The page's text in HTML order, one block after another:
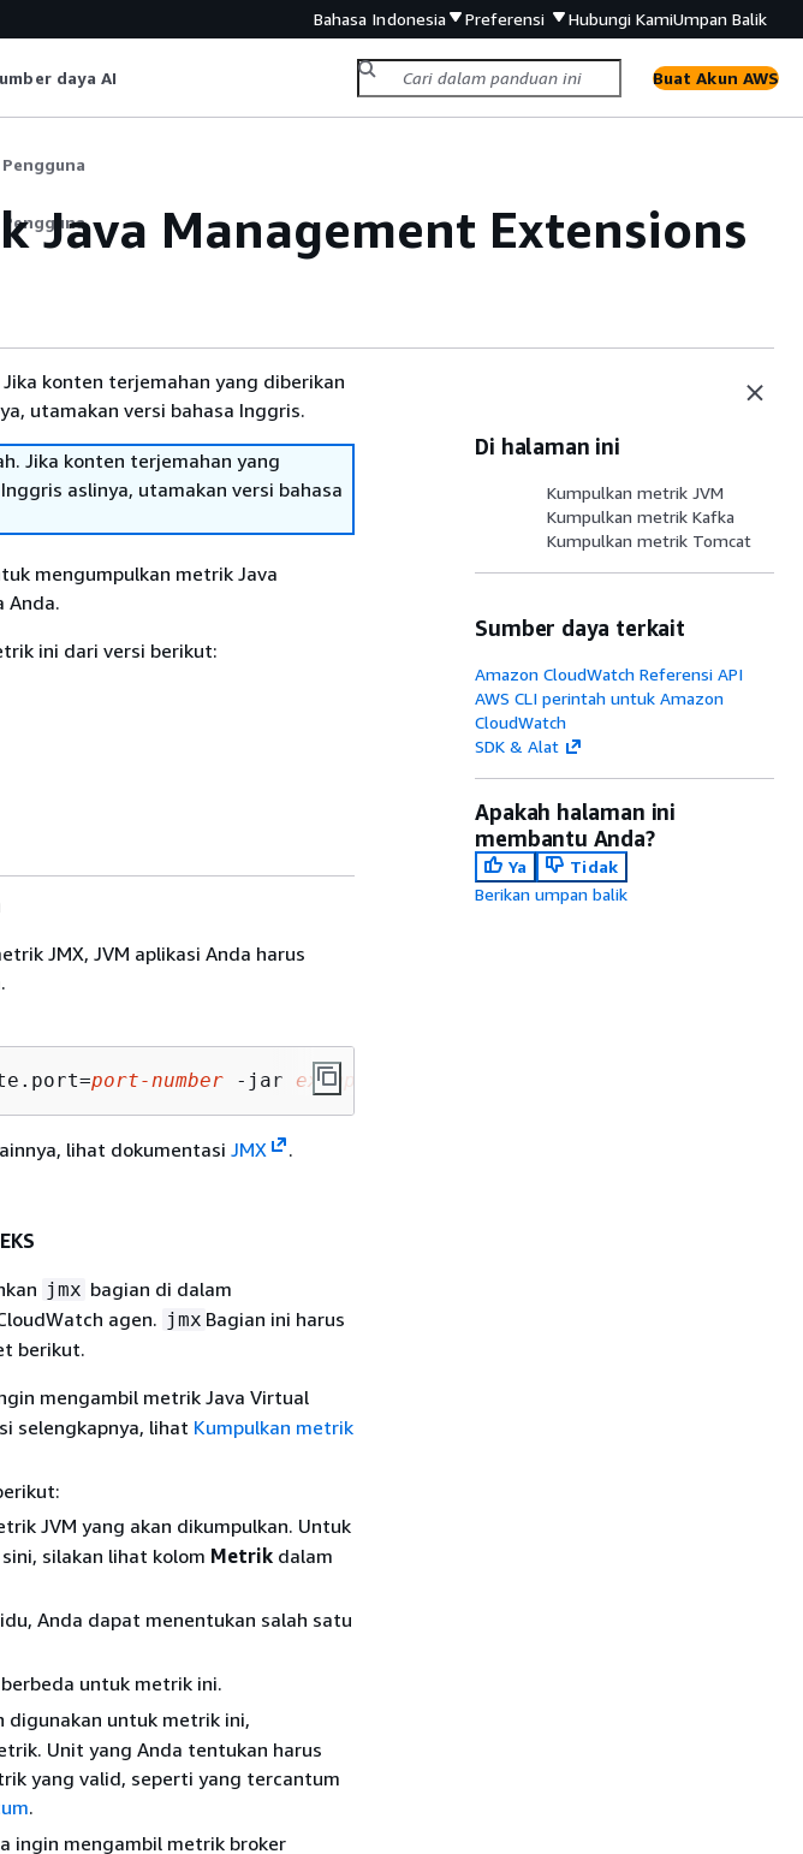
Bahasa Indonesia Preferensi Hubungi KamiUmpan Balik
daya AI Buat Akun AWS
Java Management Extensions
konten terjemahan yang diberikan
utamakan versi bahasa Inggris.
Jika konten terjemahan yang
aslinya, utamakan versi bahasa
mengumpulkan metrik Java
Anda.
ini dari versi berikut:
JMX, JVM aplikasi Anda harus
port-number -jar example.jar
lihat dokumentasi JMX .
jmx bagian di dalam
agen. jmx Bagian ini harus
berikut.
mengambil metrik Java Virtual
selengkapnya, lihat Kumpulkan metrik
JVM yang akan dikumpulkan. Untuk
silakan lihat kolom Metrik dalam
Anda dapat menentukan salah satu
untuk metrik ini.
digunakan untuk metrik ini,
Unit yang Anda tentukan harus
yang valid, seperti yang tercantum
.
ingin mengambil metrik broker
Di halaman ini
Kumpulkan metrik JVM
Kumpulkan metrik Kafka
Kumpulkan metrik Tomcat
Sumber daya terkait
Amazon CloudWatch Referensi API
AWS CLI perintah untuk Amazon
CloudWatch
SDK & Alat
Apakah halaman ini
membantu Anda?
Ya
Tidak
Berikan umpan balik